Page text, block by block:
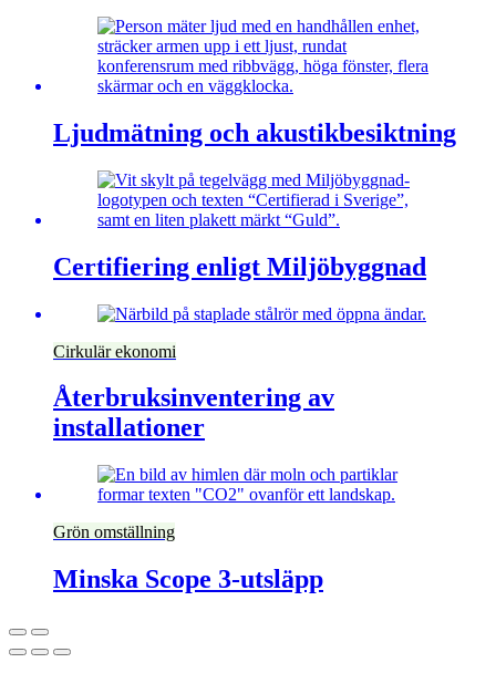
Ljudmätning och akustikbesiktning
Certifiering enligt Miljöbyggnad
Cirkulär ekonomi
Återbruksinventering av
installationer
Grön omställning
Minska Scope 3-utsläpp